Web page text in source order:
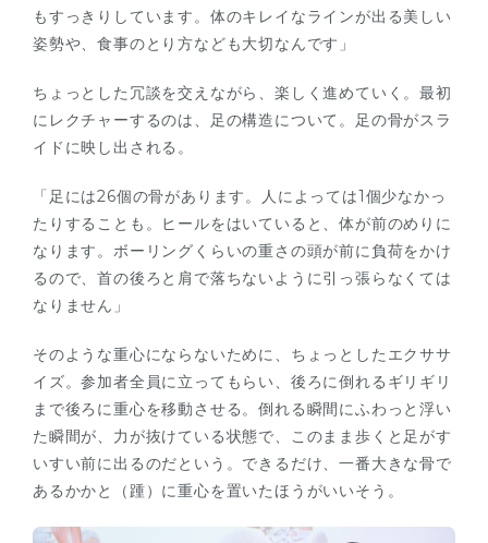
もすっきりしています。体のキレイなラインが出る美しい
姿勢や、食事のとり方なども大切なんです」
ちょっとした冗談を交えながら、楽しく進めていく。最初
にレクチャーするのは、足の構造について。足の骨がスラ
イドに映し出される。
「足には26個の骨があります。人によっては1個少なかっ
たりすることも。ヒールをはいていると、体が前のめりに
なります。ボーリングくらいの重さの頭が前に負荷をかけ
るので、首の後ろと肩で落ちないように引っ張らなくては
なりません」
そのような重心にならないために、ちょっとしたエクササ
イズ。参加者全員に立ってもらい、後ろに倒れるギリギリ
まで後ろに重心を移動させる。倒れる瞬間にふわっと浮い
た瞬間が、力が抜けている状態で、このまま歩くと足がす
いすい前に出るのだという。できるだけ、一番大きな骨で
あるかかと（踵）に重心を置いたほうがいいそう。